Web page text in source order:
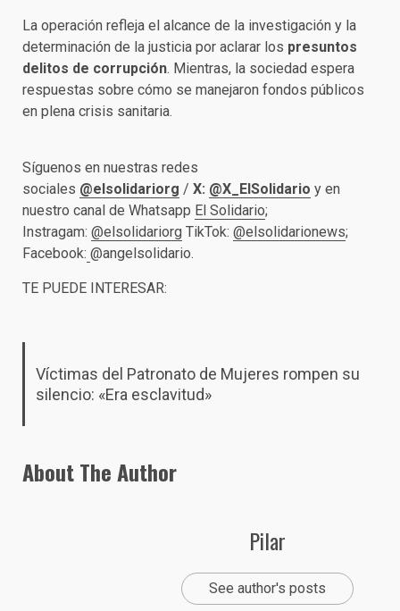
La operación refleja el alcance de la investigación y la
determinación de la justicia por aclarar los presuntos
delitos de corrupción. Mientras, la sociedad espera
respuestas sobre cómo se manejaron fondos públicos
en plena crisis sanitaria.
Síguenos en nuestras redes
sociales @elsolidariorg / X: @X_ElSolidario y en
nuestro canal de Whatsapp El Solidario;
Instragam: @elsolidariorg TikTok: @elsolidarionews;
Facebook: @angelsolidario.
TE PUEDE INTERESAR:
Víctimas del Patronato de Mujeres rompen su
silencio: «Era esclavitud»
About The Author
Pilar
See author's posts